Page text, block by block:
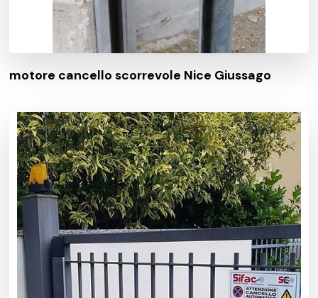
motore cancello scorrevole Nice Giussago